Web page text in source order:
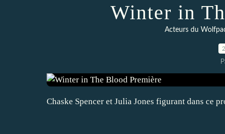
Winter in
Acteurs du
Chaske Spencer et Julia Jones figurant dans ce